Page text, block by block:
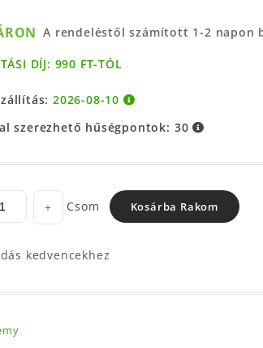
A rendeléstől számított 1-2 napon
DÍJ: 990 FT-TÓL
2026-08-10
szerezhető hűségpontok: 30
+ Csom Kosárba Rakom
kedvencekhez